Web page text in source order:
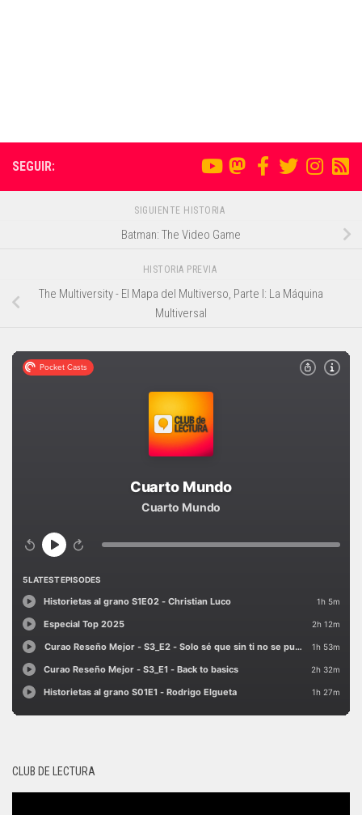
SEGUIR:
SIGUIENTE HISTORIA
Batman: The Video Game
HISTORIA PREVIA
The Multiversity - El Mapa del Multiverso, Parte I: La Máquina
Multiversal
CLUB DE LECTURA